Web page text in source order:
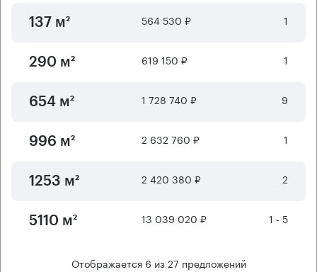
137 м² 564 530 ₽ 1
290 м² 619 150 ₽ 1
654 м² 1 728 740 ₽ 9
996 м² 2 632 760 ₽ 1
1253 м² 2 420 380 ₽ 2
5110 м² 13 039 020 ₽ 1 - 5
Отображается 6 из27 предложений